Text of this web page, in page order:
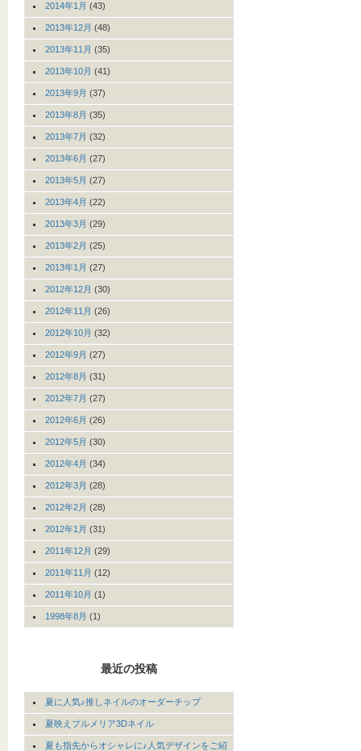
2014年1月 (43)
2013年12月 (48)
2013年11月 (35)
2013年10月 (41)
2013年9月 (37)
2013年8月 (35)
2013年7月 (32)
2013年6月 (27)
2013年5月 (27)
2013年4月 (22)
2013年3月 (29)
2013年2月 (25)
2013年1月 (27)
2012年12月 (30)
2012年11月 (26)
2012年10月 (32)
2012年9月 (27)
2012年8月 (31)
2012年7月 (27)
2012年6月 (26)
2012年5月 (30)
2012年4月 (34)
2012年3月 (28)
2012年2月 (28)
2012年1月 (31)
2011年12月 (29)
2011年11月 (12)
2011年10月 (1)
1998年8月 (1)
最近の投稿
夏に人気♪推しネイルのオーダーチップ
夏映えプルメリア3Dネイル
夏も指先からオシャレに♪人気デザインをご紹